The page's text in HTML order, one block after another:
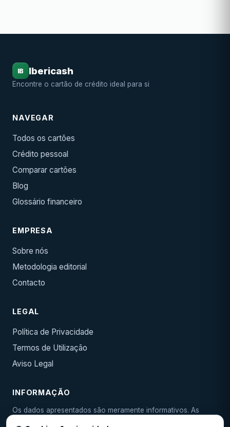
IB Ibericash
Encontre o cartão de crédito ideal para si
NAVEGAR
Todos os cartões
Crédito pessoal
Comparar cartões
Blog
Glossário financeiro
EMPRESA
Sobre nós
Metodologia editorial
Contacto
LEGAL
Política de Privacidade
Termos de Utilização
Aviso Legal
INFORMAÇÃO
Os dados apresentados são meramente informativos. As